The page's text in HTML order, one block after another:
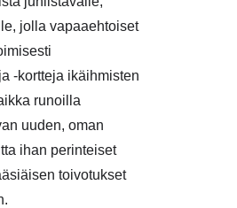
jolla vapaaehtoiset
-kortteja ikäihmisten
runoilla
uuden, oman
ihan perinteiset
toivotukset
.